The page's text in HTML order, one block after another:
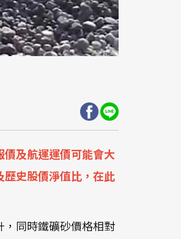
及航運運價可能會大
史股價淨值比，在此
同時鐵礦砂價格相對